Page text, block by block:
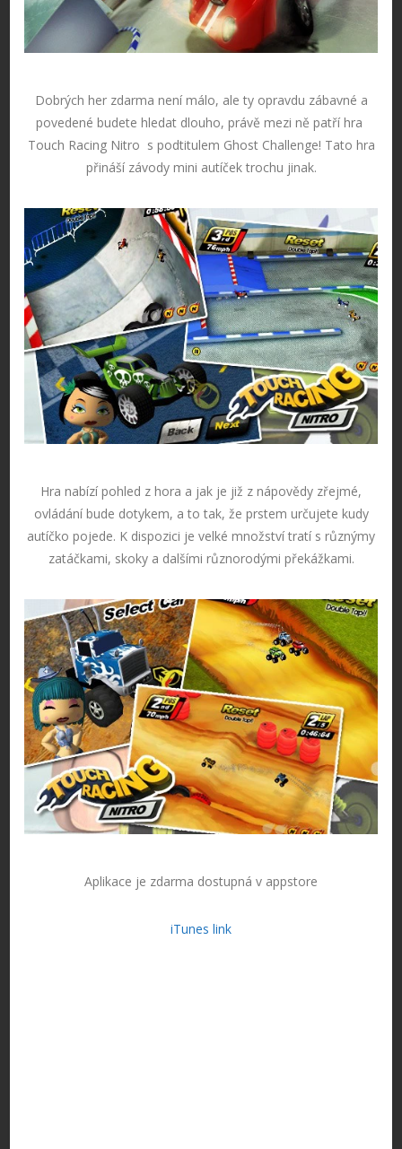
Dobrých her zdarma není málo, ale ty opravdu zábavné a
povedené budete hledat dlouho, právě mezi ně patří hra
Touch Racing Nitro s podtitulem Ghost Challenge! Tato hra
přináší závody mini autíček trochu jinak.
Hra nabízí pohled z hora a jak je již z nápovědy zřejmé,
ovládání bude dotykem, a to tak, že prstem určujete kudy
autíčko pojede. K dispozici je velké množství tratí s různýmy
zatáčkami, skoky a dalšími různorodými překážkami.
Aplikace je zdarma dostupná v appstore
iTunes link